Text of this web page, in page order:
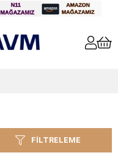
FILTRELEME